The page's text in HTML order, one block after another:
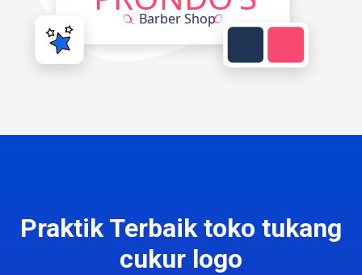
Praktik Terbaik toko tukang
cukur logo